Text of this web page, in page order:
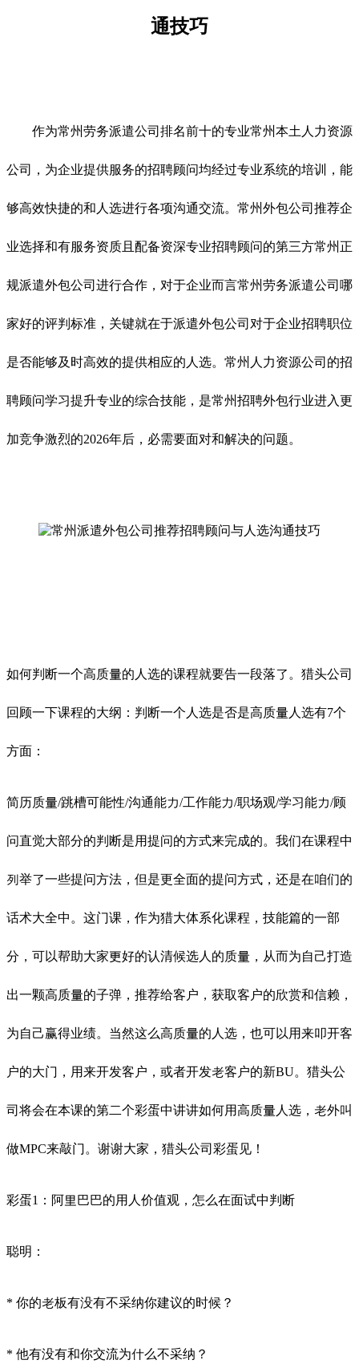
通技巧
作为常州劳务派遣公司排名前十的专业常州本土人力资源
公司，为企业提供服务的招聘顾问均经过专业系统的培训，能
够高效快捷的和人选进行各项沟通交流。常州外包公司推荐企
业选择和有服务资质且配备资深专业招聘顾问的第三方常州正
规派遣外包公司进行合作，对于企业而言常州劳务派遣公司哪
家好的评判标准，关键就在于派遣外包公司对于企业招聘职位
是否能够及时高效的提供相应的人选。常州人力资源公司的招
聘顾问学习提升专业的综合技能，是常州招聘外包行业进入更
加竞争激烈的2026年后，必需要面对和解决的问题。
如何判断一个高质量的人选的课程就要告一段落了。猎头公司
回顾一下课程的大纲：判断一个人选是否是高质量人选有7个
方面：
简历质量/跳槽可能性/沟通能力/工作能力/职场观/学习能力/顾
问直觉大部分的判断是用提问的方式来完成的。我们在课程中
列举了一些提问方法，但是更全面的提问方式，还是在咱们的
话术大全中。这门课，作为猎大体系化课程，技能篇的一部
分，可以帮助大家更好的认清候选人的质量，从而为自己打造
出一颗高质量的子弹，推荐给客户，获取客户的欣赏和信赖，
为自己赢得业绩。当然这么高质量的人选，也可以用来叩开客
户的大门，用来开发客户，或者开发老客户的新BU。猎头公
司将会在本课的第二个彩蛋中讲讲如何用高质量人选，老外叫
做MPC来敲门。谢谢大家，猎头公司彩蛋见！
彩蛋1：阿里巴巴的用人价值观，怎么在面试中判断
聪明：
* 你的老板有没有不采纳你建议的时候？
* 他有没有和你交流为什么不采纳？